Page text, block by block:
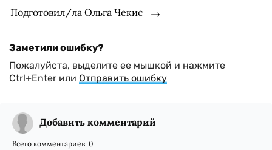
Подготовил/ла Ольга Чекис
Заметили ошибку?
Пожалуйста, выделите ее мышкой и нажмите
Ctrl+Enter или Отправить ошибку
Добавить комментарий
Всего комментариев: 0